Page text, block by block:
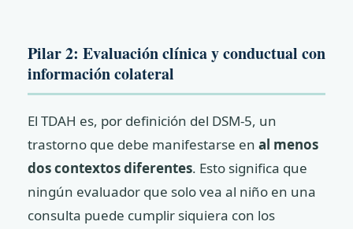
Pilar 2: Evaluación clínica y conductual con
información colateral
El TDAH es, por definición del DSM-5, un
trastorno que debe manifestarse en al menos
dos contextos diferentes. Esto significa que
ningún evaluador que solo vea al niño en una
consulta puede cumplir siquiera con los